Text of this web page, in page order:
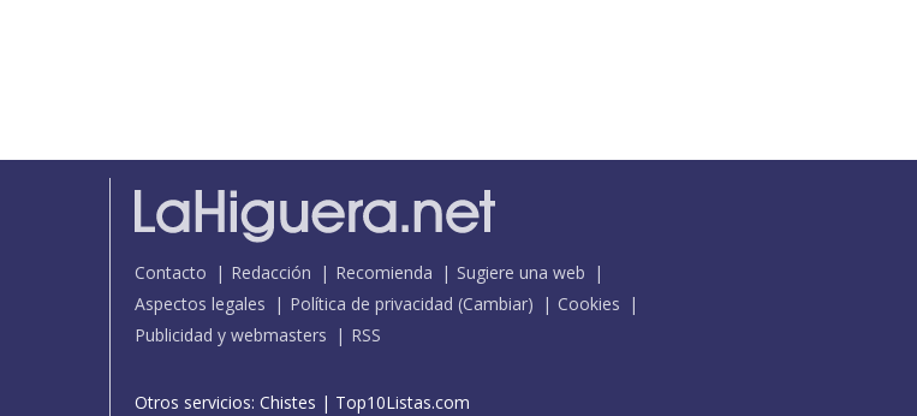
Contacto Redacción Recomienda
Sugiere una web
Aspectos legales
Política de privacidad (Cambiar)
Cookies
Publicidad y webmasters
RSS
Otros servicios: Chistes | Top10Listas.com